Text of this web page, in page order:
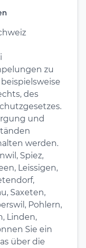
zu
des
und
werden.
Spiez,
Leissigen,
Saxeten,
Pohlern,
Linden,
Sie ein
über die